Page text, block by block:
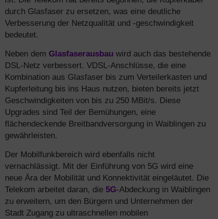
durch Glasfaser zu ersetzen, was eine deutliche
Verbesserung der Netzqualität und -geschwindigkeit
bedeutet.
Neben dem Glasfaserausbau wird auch das bestehende
DSL-Netz verbessert. VDSL-Anschlüsse, die eine
Kombination aus Glasfaser bis zum Verteilerkasten und
Kupferleitung bis ins Haus nutzen, bieten bereits jetzt
Geschwindigkeiten von bis zu 250 MBit/s. Diese
Upgrades sind Teil der Bemühungen, eine
flächendeckende Breitbandversorgung in Waiblingen zu
gewährleisten.
Der Mobilfunkbereich wird ebenfalls nicht
vernachlässigt. Mit der Einführung von 5G wird eine
neue Ära der Mobilität und Konnektivität eingeläutet. Die
Telekom arbeitet daran, die 5G-Abdeckung in Waiblingen
zu erweitern, um den Bürgern und Unternehmen der
Stadt Zugang zu ultraschnellen mobilen